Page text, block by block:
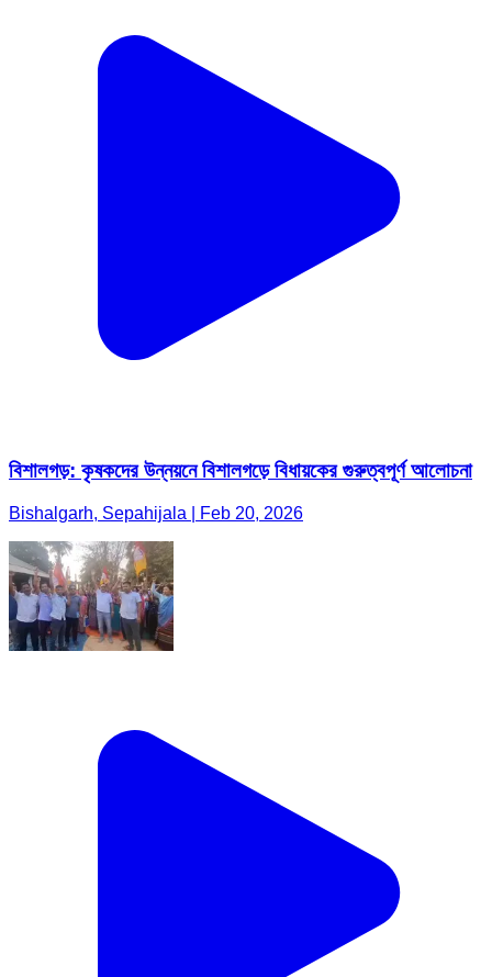
বিশালগড়: কৃষকদের উন্নয়নে বিশালগড়ে বিধায়কের গুরুত্বপূর্ণ আলোচনা
Bishalgarh, Sepahijala | Feb 20, 2026